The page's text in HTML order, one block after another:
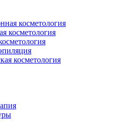
косметология
косметология
косметология